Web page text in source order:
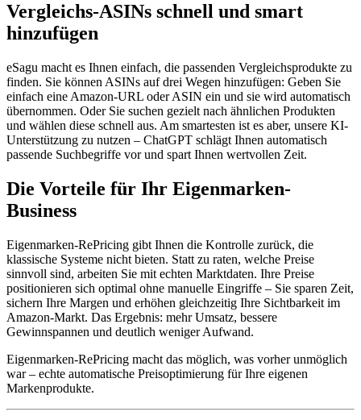
Vergleichs-ASINs schnell und smart
hinzufügen
eSagu macht es Ihnen einfach, die passenden Vergleichsprodukte zu
finden. Sie können ASINs auf drei Wegen hinzufügen: Geben Sie
einfach eine Amazon-URL oder ASIN ein und sie wird automatisch
übernommen. Oder Sie suchen gezielt nach ähnlichen Produkten
und wählen diese schnell aus. Am smartesten ist es aber, unsere KI-
Unterstützung zu nutzen – ChatGPT schlägt Ihnen automatisch
passende Suchbegriffe vor und spart Ihnen wertvollen Zeit.
Die Vorteile für Ihr Eigenmarken-
Business
Eigenmarken-RePricing gibt Ihnen die Kontrolle zurück, die
klassische Systeme nicht bieten. Statt zu raten, welche Preise
sinnvoll sind, arbeiten Sie mit echten Marktdaten. Ihre Preise
positionieren sich optimal ohne manuelle Eingriffe – Sie sparen Zeit,
sichern Ihre Margen und erhöhen gleichzeitig Ihre Sichtbarkeit im
Amazon-Markt. Das Ergebnis: mehr Umsatz, bessere
Gewinnspannen und deutlich weniger Aufwand.
Eigenmarken-RePricing macht das möglich, was vorher unmöglich
war – echte automatische Preisoptimierung für Ihre eigenen
Markenprodukte.